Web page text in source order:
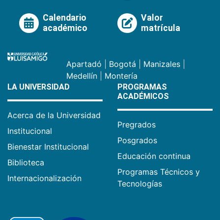
Calendario
académico
Valor
matrícula
Apartadó Bogotá Manizales
Medellín
Montería
LA UNIVERSIDAD
Acerca de la Universidad
Institucional
Bienestar Institucional
Biblioteca
Internacionalización
PROGRAMAS
ACADÉMICOS
Pregrados
Posgrados
Educación continua
Programas Técnicos y
Tecnologías